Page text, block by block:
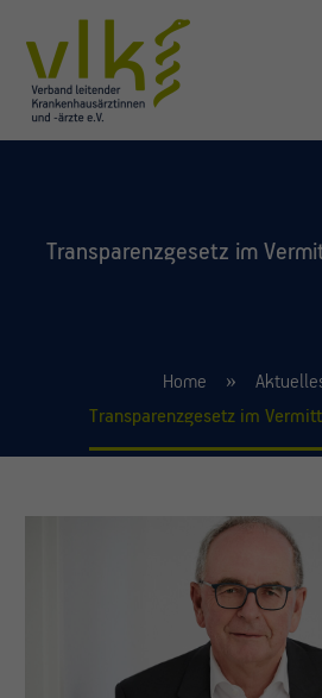
Transparenzgesetz im
Home
Transparenzgesetz im